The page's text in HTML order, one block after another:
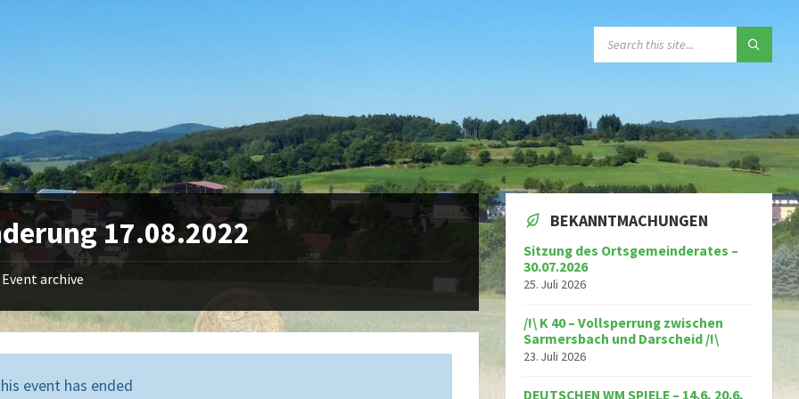
17.08.2022
Event archive
event has ended
BEKANNTMACHUNGEN
Sitzung des Ortsgemeinderates –
30.07.2026
25. Juli 2026
/!\ K 40 – Vollsperrung zwischen
Sarmersbach und Darscheid /!\
23. Juli 2026
DEUTSCHEN WM SPIELE – 14.6, 20.6,